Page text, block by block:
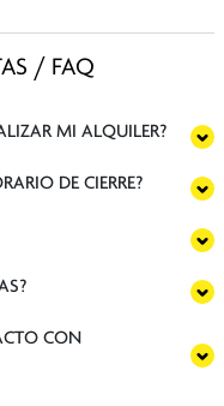
/ FAQ
MI ALQUILER?
DE CIERRE?
CON